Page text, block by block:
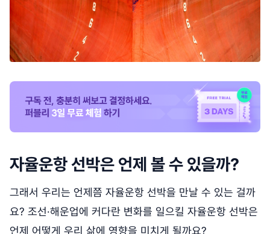
자율운항 선박은 언제 볼 수 있을까?
그래서 우리는 언제쯤 자율운항 선박을 만날 수 있는 걸까
요? 조선·해운업에 커다란 변화를 일으킬 자율운항 선박은
언제 어떻게 우리 삶에 영향을 미치게 될까요?